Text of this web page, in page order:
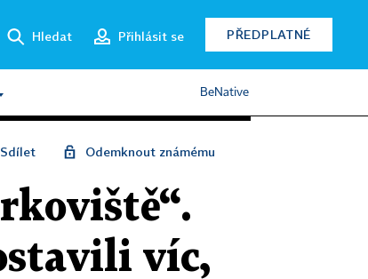
Hledat Přihlásit se PŘEDPLATNÉ
BeNative
Sdílet Odemknout známému
víc,